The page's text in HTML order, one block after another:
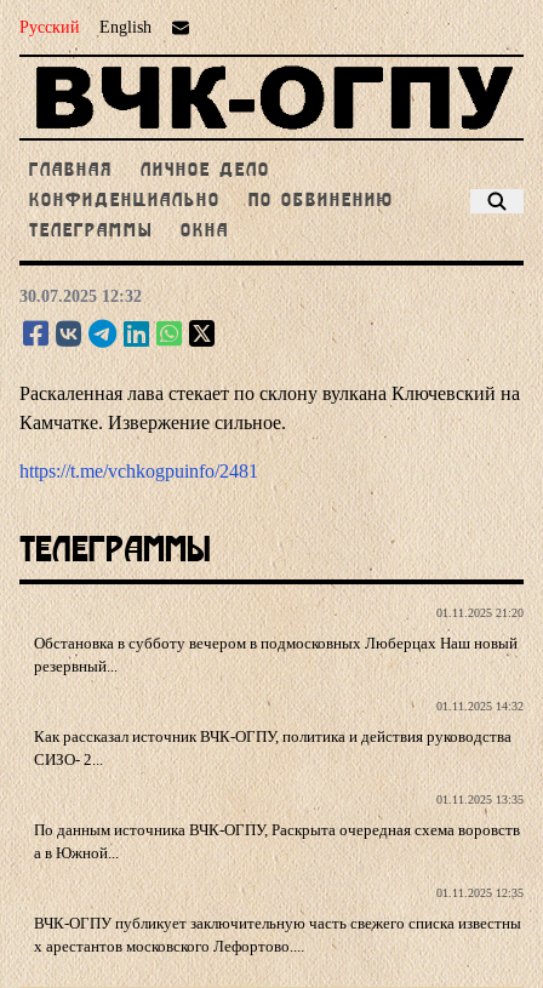
Русский English
ГЛАВНАЯ
ЛИЧНОЕ ДЕЛО
КОНФИДЕНЦИАЛЬНО
ПО ОБВИНЕНИЮ
ТЕЛЕГРАММЫ
ОКНА
30.07.2025 12:32
Раскаленная лава стекает по склону вулкана Ключевский на
Камчатке. Извержение сильное.
https://t.me/vchkogpuinfo/2481
Телеграммы
01.11.2025 21:20
Обстановка в субботу вечером в подмосковных Люберцах Наш новый
резервный...
01.11.2025 14:32
Как рассказал источник ВЧК-ОГПУ, политика и действия руководства
СИЗО- 2...
01.11.2025 13:35
По данным источника ВЧК-ОГПУ, Раскрыта очередная схема воровств
а в Южной...
01.11.2025 12:35
ВЧК-ОГПУ публикует заключительную часть свежего списка известны
х арестантов московского Лефортово....